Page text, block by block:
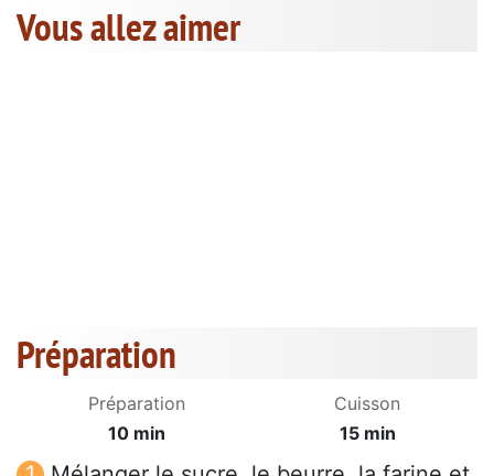
Vous allez aimer
Préparation
Préparation
10 min
Cuisson
15 min